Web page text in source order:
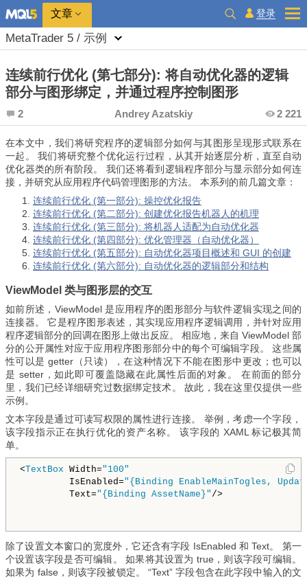
文章 登录
MetaTrader 5 / 示例
连续前行优化 (第七部分): 将自动优化器的逻辑
部分与图形绑定，并通过程序控制图形
2 Andrey Azatskiy 2 221
在本文中，我们将研究程序的逻辑部分如何与其图形呈现形式联系在
一起。 我们将研究整个优化运行过程，从其开始逐层分析，直至自动
优化器类的所有阶段。 我们还将看到逻辑程序部分与显示部分如何连
接，并研究从应用程序代码管理图形的方法。 本系列的前几篇文章：
连续前行优化 (第一部分): 操控优化报告
连续前行优化 (第二部分): 创建优化报告机器人的机理
连续前行优化 (第三部分): 将机器人适配为自动优化器
连续前行优化 (第四部分): 优化管理器（自动优化器）
连续前行优化 (第五部分): 自动优化器项目概述和 GUI 的创建
连续前行优化 (第六部分): 自动优化器的逻辑部分和结构
ViewModel 类与图形层的交互
如前所述，ViewModel 是应用程序的图形部分与软件逻辑实现之间的
连接器。 它是程序图形表述，其实现应用程序逻辑调用，并针对应用
程序逻辑部分的回调在图形上做出反应。 相应地，来自 ViewModel 部
分的公开属性对应于应用程序图形部分中的每个可编辑字段。 这些属
性可以是 getter（只读），在这种情况下不能在图形中更改；也可以
是 setter，如此即可覆盖隐藏在此属性后面的对象。 在前面的部分
里，我们已经详细研究过数据绑定技术。 故此，我在这里仅提供一些
示例。
文本字段是通过可读写权限的属性进行连接。 举例，考虑一个字段，
该字段指示正在执行优化的资产名称。 该字段的 XAML 标记极其简
单。
<TextBox Width="100"
IsEnabled="{Binding EnableMainTogles,
Text="{Binding AssetName}" />
除了设置文本窗口的宽度外，它还含有字段 IsEnabled 和 Text。 第一
个设置该字段是否可编辑。 如果将其设置为 true，则该字段可编辑。
如果为 false，则该字段被锁定。 “Text” 字段包含在此字段中输入的文